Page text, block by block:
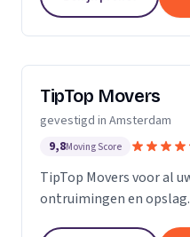
TipTop Movers
gevestigd in Amsterdam
9,8Moving Score
TipTop Movers voor al
ontruimingen en opslag.